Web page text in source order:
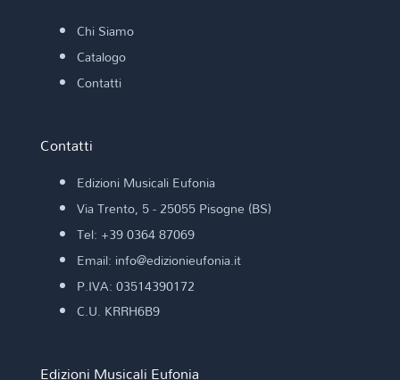
Chi Siamo
Catalogo
Contatti
Contatti
Edizioni Musicali Eufonia
Via Trento, 5 - 25055 Pisogne (BS)
Tel: +39 0364 87069
Email: info@edizionieufonia.it
P.IVA: 03514390172
C.U. KRRH6B9
Edizioni Musicali Eufonia